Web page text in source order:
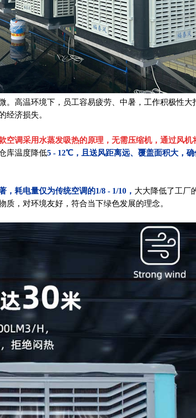
。高温环境下，员工容易疲劳、中暑，工作积极性大
经济损失。
空调采用水蒸发吸热的原理，无需压缩机，通过风机
库温度降低5 - 12℃，且送风距离远、覆盖面积大，
耗电量仅为传统空调的1/8 - 1/10， 大大降低了工厂
，对环境友好，符合当下绿色发展的理念。